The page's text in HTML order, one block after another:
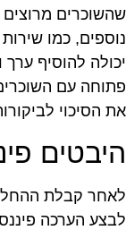
מרוצים
כמו שירות
להוסיף ערך
עם
הסיכוי
קבלת
הערכה